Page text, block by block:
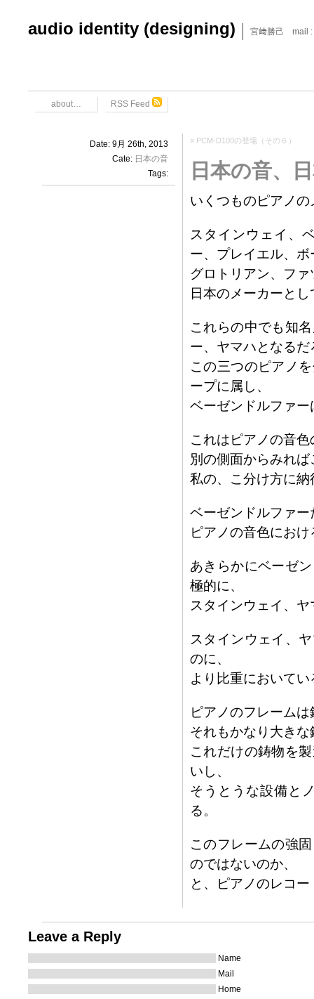
audio identity (designing) 宮﨑勝己 mail :
about… RSS Feed
Date: 9月 26th, 2013
Cate: 日本の音
Tags:
« PCM-D100の登場（その６）
日本の音、
いくつものピアノ
スタインウェイ、
ー、プレイエル、
グロトリアン、フ
日本のメーカーと
これらの中でも知
ー、ヤマハとなるだ
この三つのピアノ
ープに属し、
ベーゼンドルファ
これはピアノの音
別の側面からみれ
私の、こ分け方に
ベーゼンドルファ
ピアノの音色にお
あきらかにベーゼ
極的に、
スタインウェイ、
スタインウェイ、
のに、
より比重において
ピアノのフレーム
それもかなり大き
これだけの鋳物を
いし、
そうとうな設備と
る。
このフレームの強
のではないのか、
と、ピアノのレコ
Leave a Reply
Name
Mail
Home